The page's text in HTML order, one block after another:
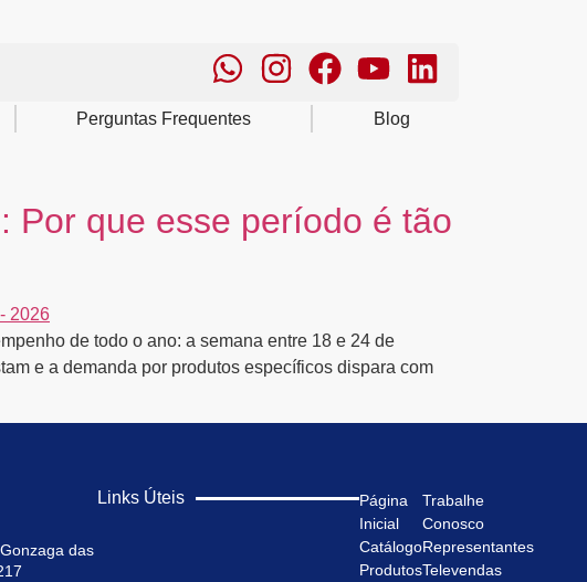
Perguntas Frequentes Blog
Por que esse período é tão
de todo o ano: a semana entre 18 e 24 de
e a demanda por produtos específicos dispara com
das
Links Úteis
Página
Inicial
Catálogo
Produtos
Trabalhe
Conosco
Representantes
Televendas